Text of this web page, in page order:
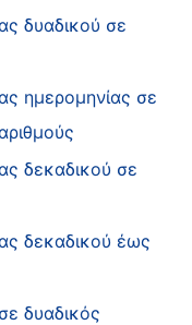
δυαδικού σε
ημερομηνίας σε
δεκαδικού σε
δεκαδικού έως
δυαδικός